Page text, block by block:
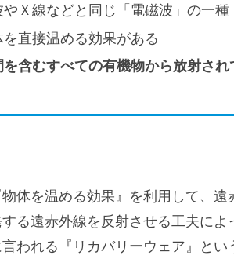
Ｘ線などと同じ「電磁波」の一種
直接温める効果がある
含むすべての有機物から放射され
体を温める効果』を利用して、
る遠赤外線を反射させる工夫によ
われる『リカバリーウェア』と